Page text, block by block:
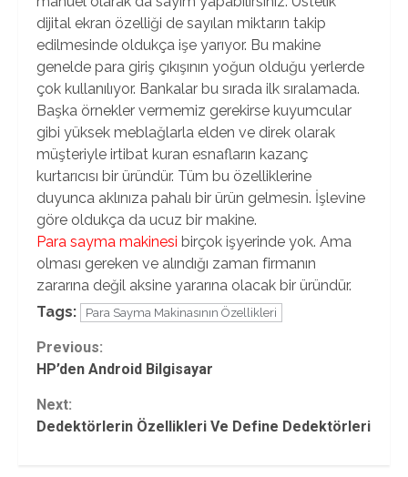
dijital ekran özelliği de sayılan miktarın takip
edilmesinde oldukça işe yarıyor. Bu makine
genelde para giriş çıkışının yoğun olduğu yerlerde
çok kullanılıyor. Bankalar bu sırada ilk sıralamada.
Başka örnekler vermemiz gerekirse kuyumcular
gibi yüksek meblağlarla elden ve direk olarak
müşteriyle irtibat kuran esnafların kazanç
kurtarıcısı bir üründür. Tüm bu özelliklerine
duyunca aklınıza pahalı bir ürün gelmesin. İşlevine
göre oldukça da ucuz bir makine.
Para sayma makinesi birçok işyerinde yok. Ama
olması gereken ve alındığı zaman firmanın
zararına değil aksine yararına olacak bir üründür.
Tags:
Para Sayma Makinasının Özellikleri
Continue
Previous:
HP’den Android Bilgisayar
Next:
Dedektörlerin Özellikleri Ve Define Dedektörleri